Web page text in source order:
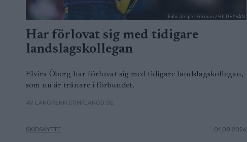
Foto: Jesper Zerman / BILDBYRÅN
Har förlovat sig med tidigare
landslagskollegan
Elvira Öberg har förlovat sig med tidigare landslagskollegan,
som nu är tränare i förbundet.
AV LANGRENN.COM/LANGD.SE
SKIDSKYTTE 01.08.2026